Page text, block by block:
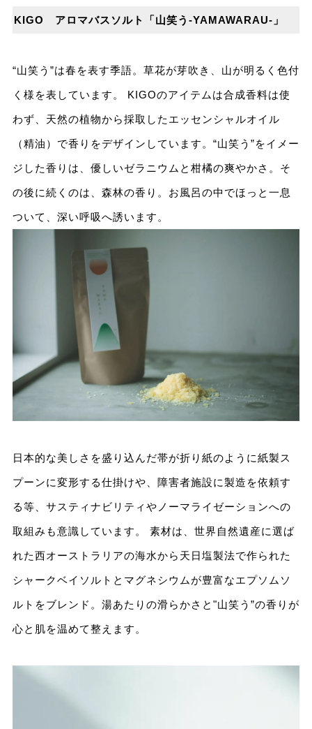
KIGO アロマバスソルト「山笑う-YAMAWARAU-」
“山笑う”は春を表す季語。草花が芽吹き、山が明るく色付
く様を表しています。 KIGOのアイテムは合成香料は使
わず、天然の植物から採取したエッセンシャルオイル
（精油）で香りをデザインしています。“山笑う”をイメー
ジした香りは、優しいゼラニウムと柑橘の爽やかさ。そ
の後に続くのは、森林の香り。お風呂の中でほっと一息
ついて、深い呼吸へ誘います。
日本的な美しさを盛り込んだ帯が折り紙のように紙製ス
プーンに変形する仕掛けや、障害者施設に製造を依頼す
る等、サスティナビリティやノーマライゼーションへの
取組みも意識しています。 素材は、世界自然遺産に選ば
れた西オーストラリアの海水から天日塩製法で作られた
シャークベイソルトとマグネシウムが豊富なエプソムソ
ルトをブレンド。湯あたりの滑らかさと"山笑う”の香りが
心と肌を温めて整えます。